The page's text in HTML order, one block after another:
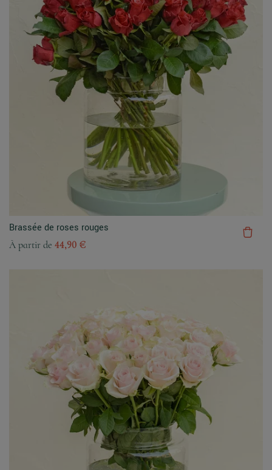
Brassée de roses rouges
À partir de 44,90 €